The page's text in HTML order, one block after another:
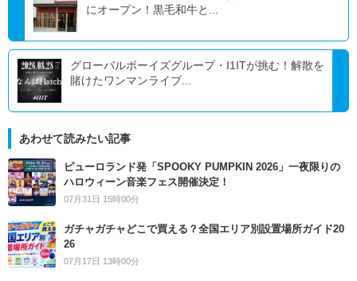
にオープン！黒毛和牛と...
グローバルボーイズグループ・I1ITが挑む！解散を
賭けたワンマンライブ...
あわせて読みたい記事
ピューロランド発「SPOOKY PUMPKIN 2026」一夜限りの
ハロウィーン音楽フェス開催決定！
07月31日 15時00分
ガチャガチャどこで買える？全国エリア別設置場所ガイド20
26
07月17日 13時00分